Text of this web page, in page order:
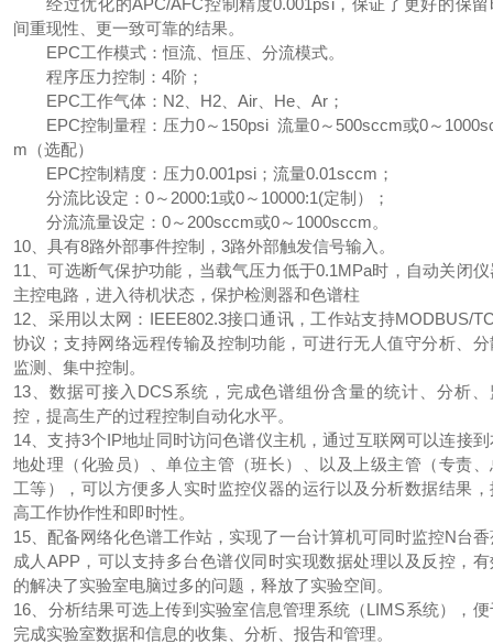
经过优化的APC/AFC控制精度0.001psi，保证了更好的保留
间重现性、更一致可靠的结果。
EPC工作模式：恒流、恒压、分流模式。
程序压力控制：4阶；
EPC工作气体：N2、H2、Air、He、Ar；
EPC控制量程：压力0～150psi 流量0～500sccm或0～
m（选配）
EPC控制精度：压力0.001psi；流量0.01sccm；
分流比设定：0～2000:1或0～10000:1(定制）；
分流流量设定：0～200sccm或0～1000sccm。
10、具有8路外部事件控制，3路外部触发信号输入。
11、可选断气保护功能，当载气压力低于0.1MPa时，自动关闭仪
主控电路，进入待机状态，保护检测器和色谱柱
12、采用以太网：IEEE802.3接口通讯，工作站支持MODBUS/
协议；支持网络远程传输及控制功能，可进行无人值守分析、分
监测、集中控制。
13、数据可接入DCS系统，完成色谱组份含量的统计、分析、
控，提高生产的过程控制自动化水平。
14、支持3个IP地址同时访问色谱仪主机，通过互联网可以连接到
地处理（化验员）、单位主管（班长）、以及上级主管（专责、
工等），可以方便多人实时监控仪器的运行以及分析数据结果，
高工作协作性和即时性。
15、配备网络化色谱工作站，实现了一台计算机可同时监控N台香
成人APP，可以支持多台色谱仪同时实现数据处理以及反控，有
的解决了实验室电脑过多的问题，释放了实验空间。
16、分析结果可选上传到实验室信息管理系统（LIMS系统），便
完成实验室数据和信息的收集、分析、报告和管理。